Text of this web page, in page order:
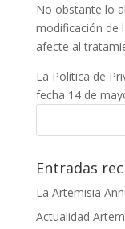
No obstante lo
modificación de
afecte al
La Política de
fecha 14 de
Entradas
La Artemisia
Actualidad